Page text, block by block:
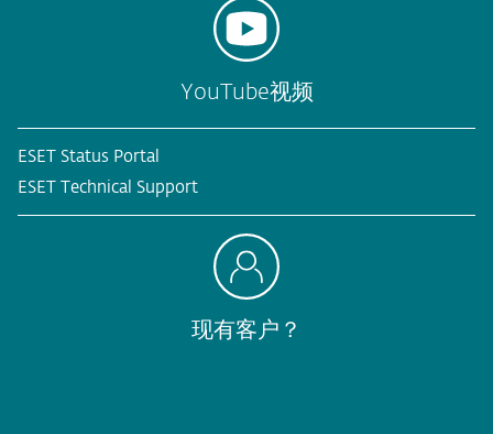
YouTube视频
ESET Status Portal
ESET Technical Support
现有客户？